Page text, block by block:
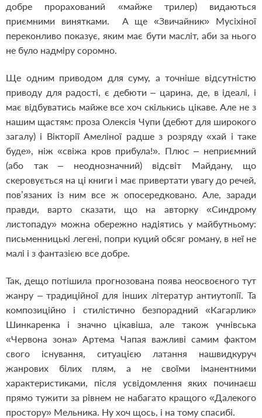
добре прорахований «майже трилер) видаються
приємними винятками. А ще «Звичайник» Мусіхіної
переконливо показує, яким має бути масліт, аби за нього
не було надміру соромно.
Ще одним приводом для суму, а точніше відсутністю
приводу для радості, є дебюти – царина, де, в ідеалі, і
має відбуватись майже все хоч скількись цікаве. Але не з
нашим щастям: проза Олексія Чупи (дебют для широкого
загалу) і Вікторії Амеліної радше з розряду «хай і таке
буде», ніж «свіжа кров прибула!». Плюс – неприємний
(або так – неоднозначний) відсвіт Майдану, що
скеровується на ці книги і має привертати увагу до речей,
пов’язаних із ним все ж опосередковано. Але, заради
правди, варто сказати, що на авторку «Синдрому
листопаду» можна обережно надіятись у майбутньому:
письменницькі легені, попри куций обсяг роману, в неї не
малі і з фантазією все добре.
Так, дещо потішила прогнозована поява неосвоєного тут
жанру – традиційної для інших літератур антиутопії. Та
композиційно і стилістично безпорадний «Кагарлик»
Шинкаренка і значно цікавіша, але також учнівська
«Червона зона» Артема Чапая важливі самим фактом
свого існування, ситуацією латання нашвидкуруч
жанрових білих плям, а не своїми іманентними
характеристиками, після усвідомлення яких починаєш
прямо тужити за рівнем не набагато кращого «Далекого
простору» Мельника. Ну хоч щось, і на тому спасибі.